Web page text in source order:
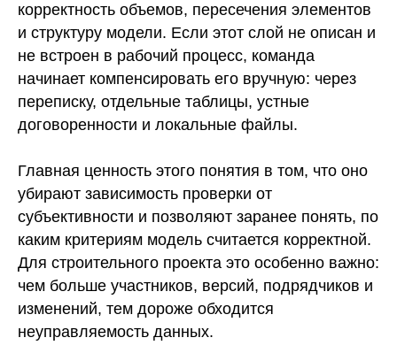
корректность объемов, пересечения элементов
и структуру модели. Если этот слой не описан и
не встроен в рабочий процесс, команда
начинает компенсировать его вручную: через
переписку, отдельные таблицы, устные
договоренности и локальные файлы.
Главная ценность этого понятия в том, что оно
убирают зависимость проверки от
субъективности и позволяют заранее понять, по
каким критериям модель считается корректной.
Для строительного проекта это особенно важно:
чем больше участников, версий, подрядчиков и
изменений, тем дороже обходится
неуправляемость данных.